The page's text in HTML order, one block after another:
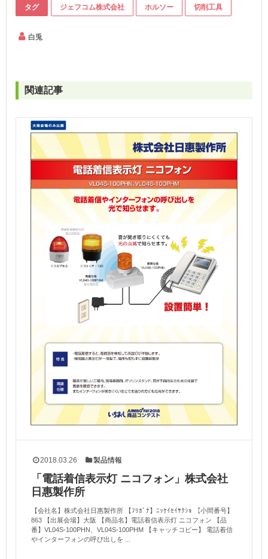
タグ ジェフコム株式会社 ホルソー 切削工具
白兎
関連記事
2018.03.26 製品情報
「電話着信表示灯 ニコフォン」株式会社
日惠製作所
【会社名】株式会社日惠製作所 【ﾌﾘｶﾞﾅ】ﾆｯｹｲｾｲｻｸｼｮ 【小間番号】
863 【出展会場】大阪 【商品名】電話着信表示灯 ニコフォン 【品
番】VL04S-100PHN、VL04S-100PHM 【キャッチコピー】 電話着信
やインターフォンの呼び出しを ...